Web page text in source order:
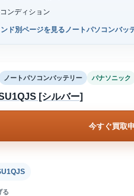
ンディション
ド別ページを見るノートパソコンバッ
ノートパソコンバッテリー パナソニック
[シルバー]
今すぐ買取
る